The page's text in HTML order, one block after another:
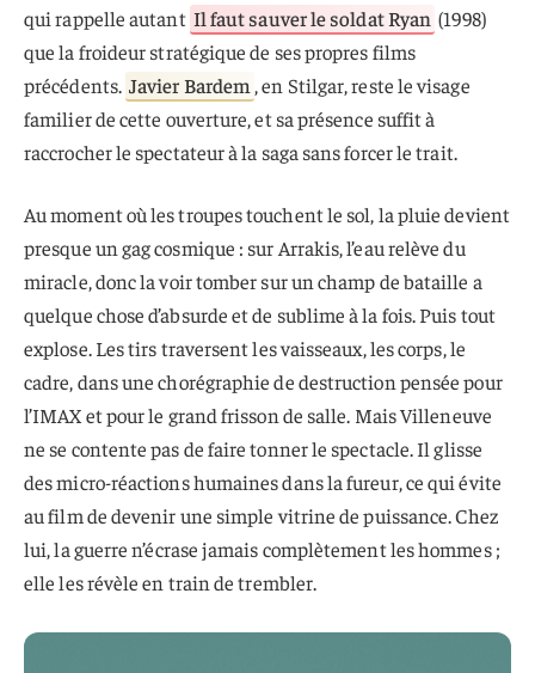
qui rappelle autant Il faut sauver le soldat Ryan (1998)
que la froideur stratégique de ses propres films
précédents. Javier Bardem , en Stilgar, reste le visage
familier de cette ouverture, et sa présence suffit à
raccrocher le spectateur à la saga sans forcer le trait.
Au moment où les troupes touchent le sol, la pluie devient
presque un gag cosmique : sur Arrakis, l’eau relève du
miracle, donc la voir tomber sur un champ de bataille a
quelque chose d’absurde et de sublime à la fois. Puis tout
explose. Les tirs traversent les vaisseaux, les corps, le
cadre, dans une chorégraphie de destruction pensée pour
l’IMAX et pour le grand frisson de salle. Mais Villeneuve
ne se contente pas de faire tonner le spectacle. Il glisse
des micro-réactions humaines dans la fureur, ce qui évite
au film de devenir une simple vitrine de puissance. Chez
lui, la guerre n’écrase jamais complètement les hommes ;
elle les révèle en train de trembler.